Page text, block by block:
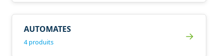
AUTOMATES
4 produits →